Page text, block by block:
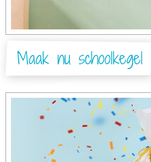
Maak nu schoolkegel